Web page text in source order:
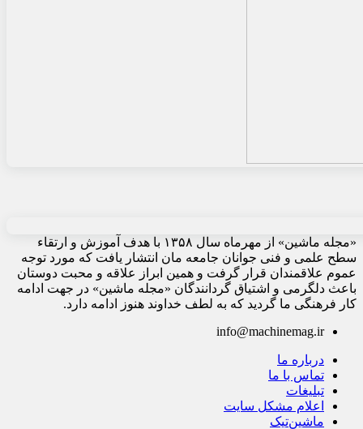
«مجله ماشین» از مهرماه سال ۱۳۵۸ با هدف آموزش و ارتقاء
سطح علمی و فنی جوانان جامعه مان انتشار یافت که مورد توجه
عموم علاقمندان قرار گرفت و همین ابراز علاقه و محبت دوستان
باعث دلگرمی و اشتیاق گردانندگان «مجله ماشین» در جهت ادامه
کار فرهنگی ما گردید که به لطف خداوند هنوز ادامه دارد.
info@machinemag.ir
درباره ما
تماس با ما
تبلیغات
اعلام مشکل سایت
ماشین‌تیک